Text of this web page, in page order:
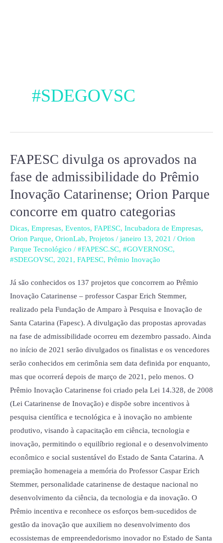
#SDEGOVSC
FAPESC divulga os aprovados na
fase de admissibilidade do Prêmio
Inovação Catarinense; Orion Parque
concorre em quatro categorias
Dicas, Empresas, Eventos, FAPESC, Incubadora de Empresas,
Orion Parque, OrionLab, Projetos / janeiro 13, 2021 / Orion
Parque Tecnológico / #FAPESC.SC, #GOVERNOSC,
#SDEGOVSC, 2021, FAPESC, Prêmio Inovação
Já são conhecidos os 137 projetos que concorrem ao Prêmio
Inovação Catarinense – professor Caspar Erich Stemmer,
realizado pela Fundação de Amparo à Pesquisa e Inovação de
Santa Catarina (Fapesc). A divulgação das propostas aprovadas
na fase de admissibilidade ocorreu em dezembro passado. Ainda
no início de 2021 serão divulgados os finalistas e os vencedores
serão conhecidos em cerimônia sem data definida por enquanto,
mas que ocorrerá depois de março de 2021, pelo menos. O
Prêmio Inovação Catarinense foi criado pela Lei 14.328, de 2008
(Lei Catarinense de Inovação) e dispõe sobre incentivos à
pesquisa científica e tecnológica e à inovação no ambiente
produtivo, visando à capacitação em ciência, tecnologia e
inovação, permitindo o equilíbrio regional e o desenvolvimento
econômico e social sustentável do Estado de Santa Catarina. A
premiação homenageia a memória do Professor Caspar Erich
Stemmer, personalidade catarinense de destaque nacional no
desenvolvimento da ciência, da tecnologia e da inovação. O
Prêmio incentiva e reconhece os esforços bem-sucedidos de
gestão da inovação que auxiliem no desenvolvimento dos
ecossistemas de empreendedorismo inovador no Estado de Santa
FAPESC
divulga
os
aprovados
na
fase
de
admissibilidade
do
Prêmio
concorre
categorias